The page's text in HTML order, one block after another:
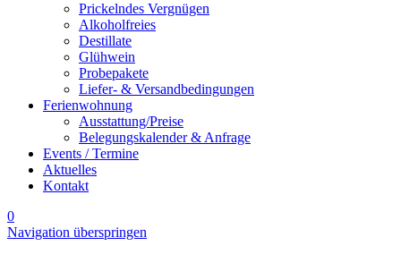
Prickelndes Vergnügen
Alkoholfreies
Destillate
Glühwein
Probepakete
Liefer- & Versandbedingungen
Ferienwohnung
Ausstattung/Preise
Belegungskalender & Anfrage
Events / Termine
Aktuelles
Kontakt
0
Navigation überspringen